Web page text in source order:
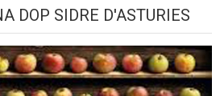
DOP SIDRE D'ASTURIES